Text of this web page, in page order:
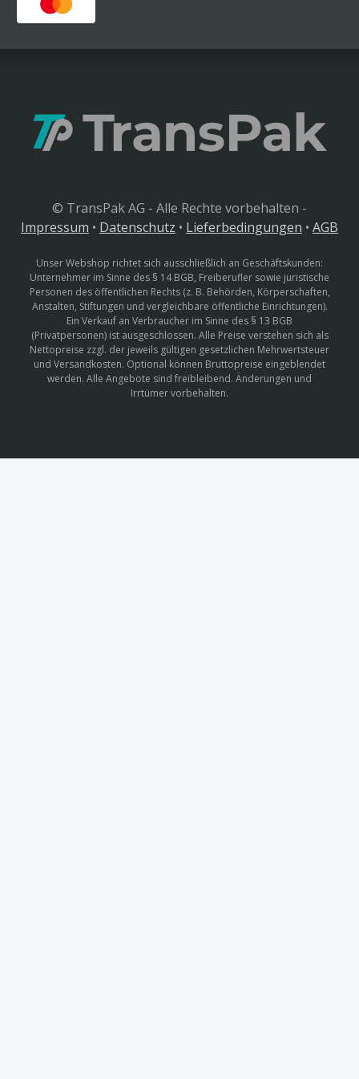
© TransPak AG - Alle Rechte vorbehalten -
Impressum • Datenschutz • Lieferbedingungen • AGB
Unser Webshop richtet sich ausschließlich an Geschäftskunden:
Unternehmer im Sinne des § 14 BGB, Freiberufler sowie juristische
Personen des öffentlichen Rechts (z. B. Behörden, Körperschaften,
Anstalten, Stiftungen und vergleichbare öffentliche Einrichtungen).
Ein Verkauf an Verbraucher im Sinne des § 13 BGB
(Privatpersonen) ist ausgeschlossen. Alle Preise verstehen sich als
Nettopreise zzgl. der jeweils gültigen gesetzlichen Mehrwertsteuer
und Versandkosten. Optional können Bruttopreise eingeblendet
werden. Alle Angebote sind freibleibend. Änderungen und
Irrtümer vorbehalten.